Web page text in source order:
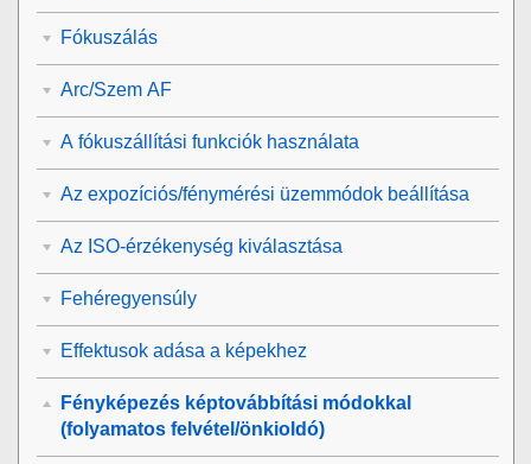
Fókuszálás
Arc/Szem AF
A fókuszállítási funkciók használata
Az expozíciós/fénymérési üzemmódok beállítása
Az ISO-érzékenység kiválasztása
Fehéregyensúly
Effektusok adása a képekhez
Fényképezés képtovábbítási módokkal
(folyamatos felvétel/önkioldó)